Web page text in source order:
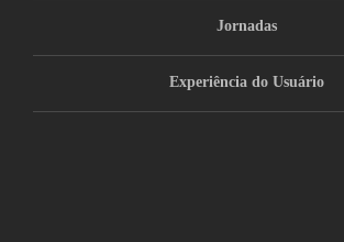
Jornadas
Experiência do Usuário